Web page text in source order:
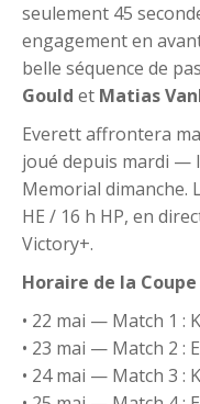
seulement 45
engagement en
belle séquence de
Gould et Matias
Everett affrontera
joué depuis mardi —
Memorial dimanche.
HE / 16 h HP, en
Victory+.
Horaire de la
• 22 mai — Match 1 :
• 23 mai — Match 2 :
• 24 mai — Match 3 :